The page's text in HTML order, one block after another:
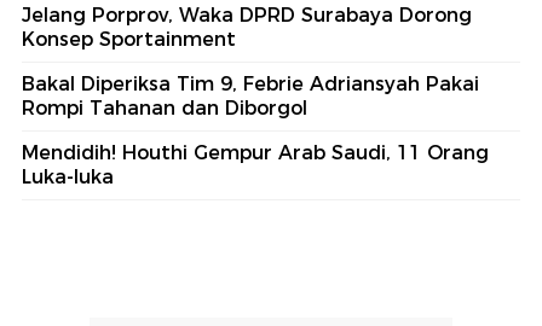
Jelang Porprov, Waka DPRD Surabaya Dorong
Konsep Sportainment
Bakal Diperiksa Tim 9, Febrie Adriansyah Pakai
Rompi Tahanan dan Diborgol
Mendidih! Houthi Gempur Arab Saudi, 11 Orang
Luka-luka